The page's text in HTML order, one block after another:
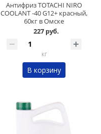
Антифриз TOTACHI NIRO
COOLANT -40 G12+ красный,
60кг в Омске
227 руб.
кг
В корзину